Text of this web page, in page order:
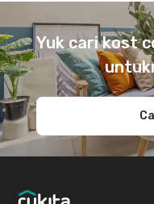
Yuk cari kost